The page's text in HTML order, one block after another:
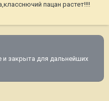
пацан растет!!!!
и закрыта для дальнейших